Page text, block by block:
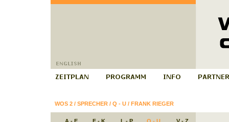
WOS 2/ SPRECHER/ Q - U/ FRANK RIEGER